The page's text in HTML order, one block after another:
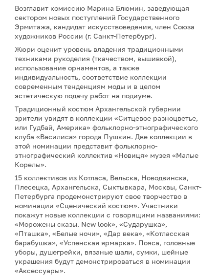
Возглавит комиссию Марина Блюмин, заведующая
сектором новых поступлений Государственного
Эрмитажа, кандидат искусствоведения, член Союза
художников России (г. Санкт-Петербург).
Жюри оценит уровень владения традиционными
техниками рукоделия (ткачеством, вышивкой),
использование орнаментов, а также
индивидуальность, соответствие коллекции
современным тенденциям моды и в целом
эстетическую подачу работ на подиуме.
Традиционный костюм Архангельской губернии
зрители увидят в коллекции «Ситцевое разноцветье,
или Гудбай, Америка» фольклорно-этнографического
клуба «Василиса» города Пушкин. Две коллекции в
этой номинации представит фольклорно-
этнографический коллектив «Новиця» музея «Малые
Корелы».
15 коллективов из Котласа, Вельска, Новодвинска,
Плесецка, Архангельска, Сыктывкара, Москвы, Санкт-
Петербурга продемонстрируют свое творчество в
номинации «Сценический костюм». Участники
покажут новые коллекции с говорящими названиями:
«Морожены сказы. New look», «Сударушка»,
«Пташка», «Белые ночи», «Дар века», «Котласская
барабушка», «Успенская ярмарка». Пояса, головные
уборы, душегрейки, вязаные шали, сумки, шейные
украшения будут демонстрироваться в номинации
«Аксессуары».